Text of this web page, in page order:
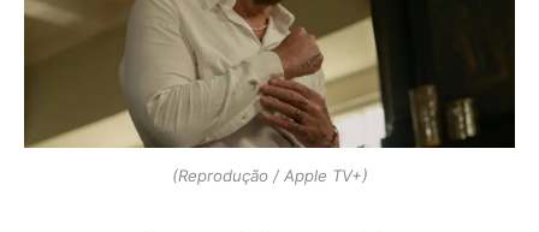
(Reprodução / Apple TV+)